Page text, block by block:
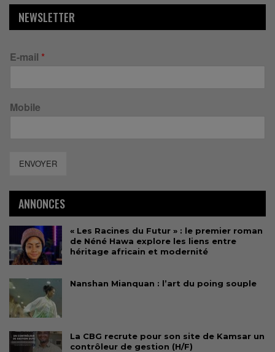
NEWSLETTER
E-mail *
Mobile
ENVOYER
ANNONCES
« Les Racines du Futur » : le premier roman
de Néné Hawa explore les liens entre
héritage africain et modernité
Nanshan Mianquan : l’art du poing souple
La CBG recrute pour son site de Kamsar un
contrôleur de gestion (H/F)